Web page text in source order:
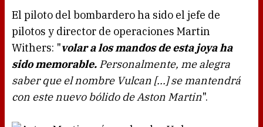
El piloto del bombardero ha sido el jefe de
pilotos y director de operaciones Martin
Withers: "volar a los mandos de esta joya ha
sido memorable. Personalmente, me alegra
saber que el nombre Vulcan [...] se mantendrá
con este nuevo bólido de Aston Martin".